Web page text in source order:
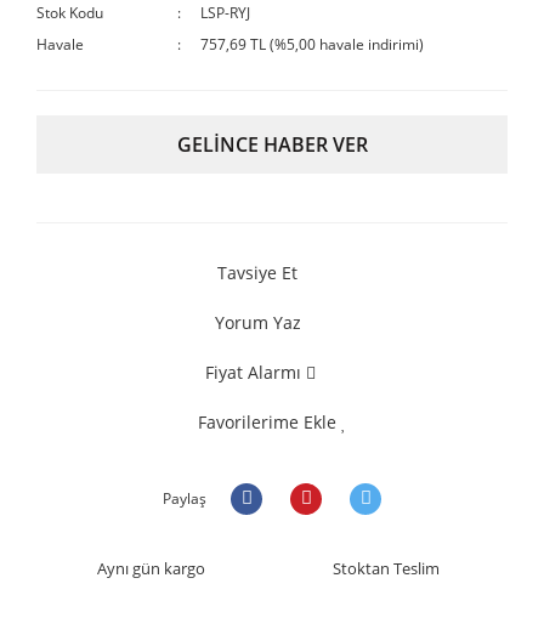
Stok Kodu
LSP-RYJ
Havale
757,69 TL (%5,00 havale indirimi)
GELİNCE HABER VER
Tavsiye Et
Yorum Yaz
Fiyat Alarmı
Favorilerime Ekle
Paylaş
Aynı gün kargo Stoktan Teslim